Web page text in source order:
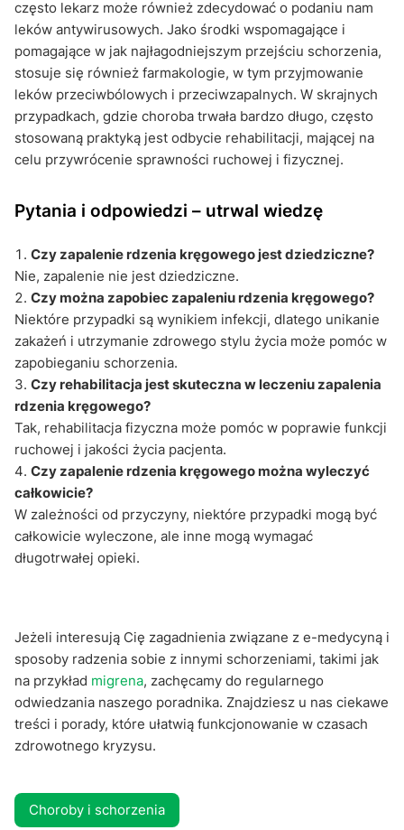
często lekarz może również zdecydować o podaniu nam
leków antywirusowych. Jako środki wspomagające i
pomagające w jak najłagodniejszym przejściu schorzenia,
stosuje się również farmakologie, w tym przyjmowanie
leków przeciwbólowych i przeciwzapalnych. W skrajnych
przypadkach, gdzie choroba trwała bardzo długo, często
stosowaną praktyką jest odbycie rehabilitacji, mającej na
celu przywrócenie sprawności ruchowej i fizycznej.
Pytania i odpowiedzi – utrwal wiedzę
Czy zapalenie rdzenia kręgowego jest dziedziczne?
Nie, zapalenie nie jest dziedziczne.
Czy można zapobiec zapaleniu rdzenia kręgowego?
Niektóre przypadki są wynikiem infekcji, dlatego unikanie
zakażeń i utrzymanie zdrowego stylu życia może pomóc w
zapobieganiu schorzenia.
Czy rehabilitacja jest skuteczna w leczeniu zapalenia
rdzenia kręgowego?
Tak, rehabilitacja fizyczna może pomóc w poprawie funkcji
ruchowej i jakości życia pacjenta.
Czy zapalenie rdzenia kręgowego można wyleczyć
całkowicie?
W zależności od przyczyny, niektóre przypadki mogą być
całkowicie wyleczone, ale inne mogą wymagać
długotrwałej opieki.
Jeżeli interesują Cię zagadnienia związane z e-medycyną i
sposoby radzenia sobie z innymi schorzeniami, takimi jak
na przykład migrena, zachęcamy do regularnego
odwiedzania naszego poradnika. Znajdziesz u nas ciekawe
treści i porady, które ułatwią funkcjonowanie w czasach
zdrowotnego kryzysu.
Choroby i schorzenia